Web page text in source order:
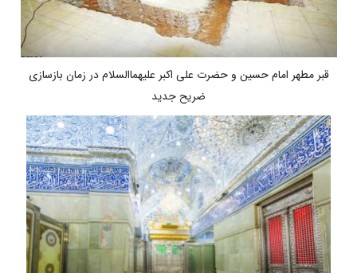
قبر مطهر امام حسین و حضرت علی اکبر علیهماالسلام در زمان بازسازی
ضریح جدید